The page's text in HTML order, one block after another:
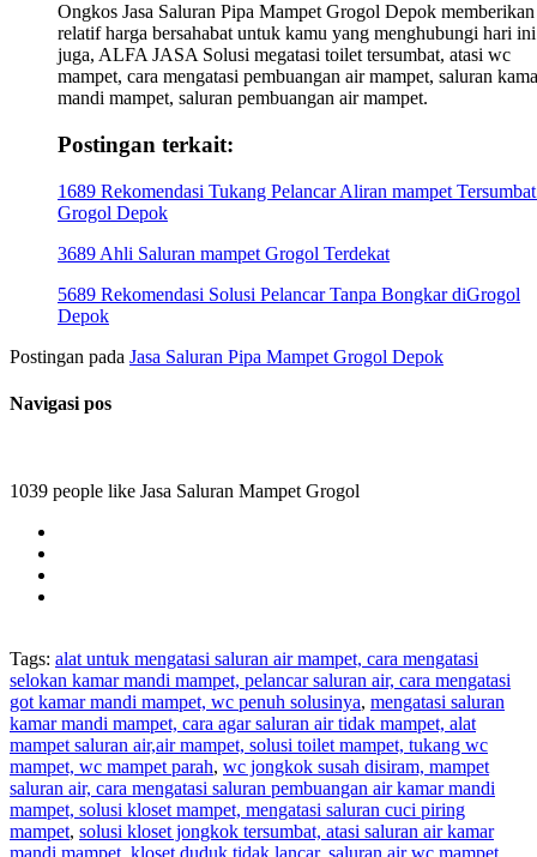
Ongkos Jasa Saluran Pipa Mampet Grogol Depok memberikan
relatif harga bersahabat untuk kamu yang menghubungi hari ini
juga, ALFA JASA Solusi megatasi toilet tersumbat, atasi wc
mampet, cara mengatasi pembuangan air mampet, saluran
mandi mampet, saluran pembuangan air mampet.
Postingan terkait:
1689 Rekomendasi Tukang Pelancar Aliran mampet
Grogol Depok
3689 Ahli Saluran mampet Grogol Terdekat
5689 Rekomendasi Solusi Pelancar Tanpa Bongkar diGrogol
Depok
Postingan pada Jasa Saluran Pipa Mampet Grogol Depok
Navigasi pos
1039 people like Jasa Saluran Mampet Grogol
Tags: alat untuk mengatasi saluran air mampet, cara mengatasi
selokan kamar mandi mampet, pelancar saluran air, cara mengatasi
got kamar mandi mampet, wc penuh solusinya, mengatasi saluran
kamar mandi mampet, cara agar saluran air tidak mampet, alat
mampet saluran air,air mampet, solusi toilet mampet, tukang wc
mampet, wc mampet parah, wc jongkok susah disiram, mampet
saluran air, cara mengatasi saluran pembuangan air kamar mandi
mampet, solusi kloset mampet, mengatasi saluran cuci piring
mampet, solusi kloset jongkok tersumbat, atasi saluran air kamar